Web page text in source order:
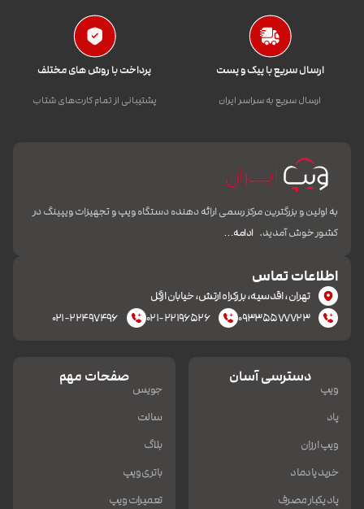
ارسال سریع با پیک و پست
ارسال سریع به سراسر ایران
پرداخت با روش های مختلف
پشتیبانی از تمام کارت‌های شتاب
به اولین و بزرگترین مرکز رسمی ارائه دهنده دستگاه ویپ و تجهیزات ویپینگ در
کشور خوش آمدید. ادامه…
اطلاعات تماس
تهران، اقدسیه، بزرکراه ارتش، خیابان ازگل
۰۹۳۳۵۵۷۷۷۲۳
۰۲۱-۲۲۱۹۶۵۲۶ ۰۲۱-۲۲۴۹۷۴۹۶
دسترسی آسان
ویپ
پاد
ویپ ارزان
خرید پادماد
پاد یکبار مصرف
صفحات مهم
جویس
سالت
بلاگ
باتری ویپ
تعمیرات ویپ